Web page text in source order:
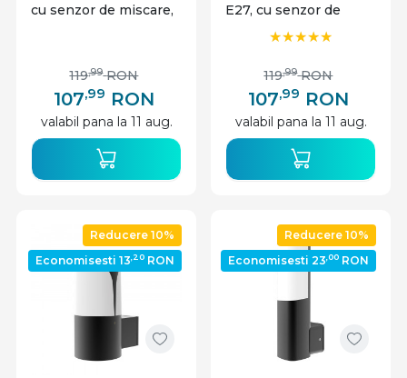
cu senzor de miscare,
107,99 RON
119,99 RON
valabil pana la 11 aug.
E27, cu senzor de
miscare, alba, Braytron
107,99 RON
119,99 RON
valabil pana la 11 aug.
Reducere 10%
Economisesti 13,20 RON
Reducere 10%
Economisesti 23,00 RON